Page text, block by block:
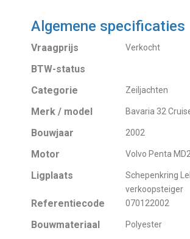
Algemene specificaties
Vraagprijs Verkocht
BTW-status
Categorie
Zeiljachten
Merk / model Bavaria 32
Bouwjaar 2002
Motor Volvo Penta
Ligplaats
Schepenkring
verkoopsteiger
Referentiecode 070122002
Bouwmateriaal Polyester